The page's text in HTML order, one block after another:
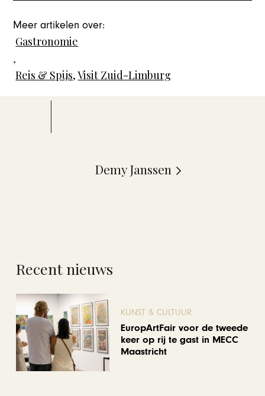
Meer artikelen over:
Gastronomie
,
Reis & Spijs,Visit Zuid-Limburg
Demy Janssen
Recent nieuws
KUNST & CULTUUR
EuropArtFair voor de tweede
keer op rij te gast in MECC
Maastricht